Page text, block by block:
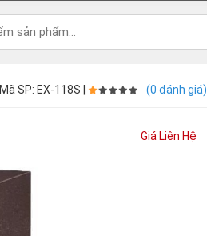
Mã SP: EX-118S | (0 đánh giá)
Giá Liên Hệ